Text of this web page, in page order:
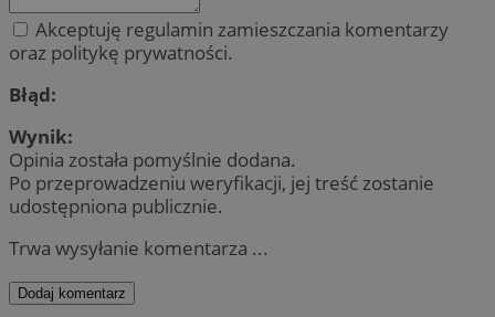
Akceptuję regulamin zamieszczania komentarzy
oraz politykę prywatności.
Błąd:
Wynik:
Opinia została pomyślnie dodana.
Po przeprowadzeniu weryfikacji, jej treść zostanie
udostępniona publicznie.
Trwa wysyłanie komentarza ...
Dodaj komentarz